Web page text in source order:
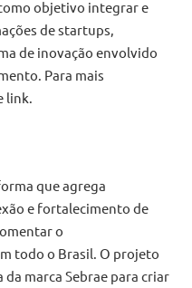
objetivo integrar e
de startups,
de inovação envolvido
Para mais
link.
que agrega
e fortalecimento de
o
todo o Brasil. O projeto
marca Sebrae para criar